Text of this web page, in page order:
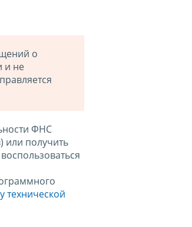
о
и не
ФНС
или получить
технической